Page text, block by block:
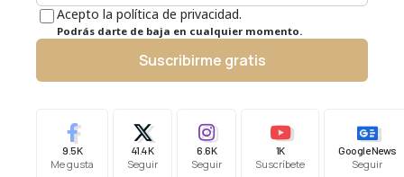
Acepto la política de privacidad.
Podrás darte de baja en cualquier momento.
Suscribirme gratis
9.5K
Me gusta
41.4K
Seguir
6.6K
Seguir
1K
Suscríbete
Google News
Seguir